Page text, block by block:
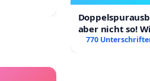
aber nicht so!
Rechte!
770